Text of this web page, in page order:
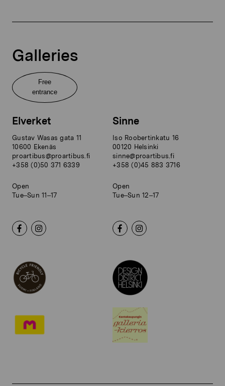
Galleries
Free
entrance
Elverket
Gustav Wasas gata 11
10600 Ekenäs
proartibus@proartibus.fi
+358 (0)50 371 6339
Open
Tue–Sun 11–17
Sinne
Iso Roobertinkatu 16
00120 Helsinki
sinne@proartibus.fi
+358 (0)45 883 3716
Open
Tue–Sun 12–17